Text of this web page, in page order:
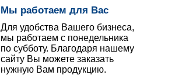
Мы работаем для Вас
Для удобства Вашего бизнеса,
мы работаем с понедельника
по субботу. Благодаря нашему
сайту Вы можете заказать
нужную Вам продукцию.